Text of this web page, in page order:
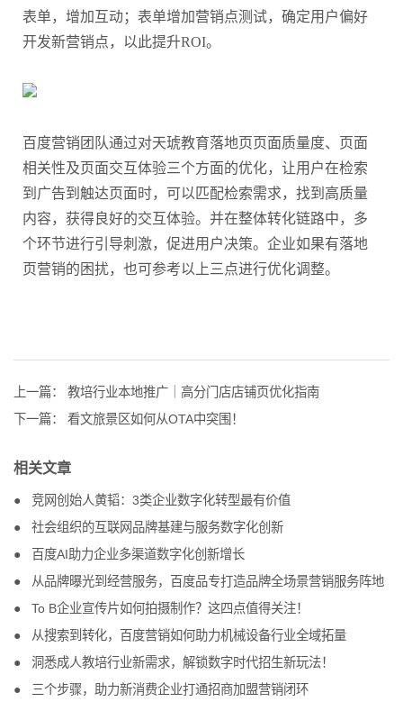
表单，增加互动；表单增加营销点测试，确定用户偏好
开发新营销点，以此提升ROI。
百度营销团队通过对天琥教育落地页页面质量度、页面
相关性及页面交互体验三个方面的优化，让用户在检索
到广告到触达页面时，可以匹配检索需求，找到高质量
内容，获得良好的交互体验。并在整体转化链路中，多
个环节进行引导刺激，促进用户决策。企业如果有落地
页营销的困扰，也可参考以上三点进行优化调整。
上一篇：
教培行业本地推广｜高分门店店铺页优化指南
下一篇：
看文旅景区如何从OTA中突围！
相关文章
竞网创始人黄韬：3类企业数字化转型最有价值
社会组织的互联网品牌基建与服务数字化创新
百度AI助力企业多渠道数字化创新增长
从品牌曝光到经营服务，百度品专打造品牌全场景营销服务阵地
To B企业宣传片如何拍摄制作？这四点值得关注！
从搜索到转化，百度营销如何助力机械设备行业全域拓量
洞悉成人教培行业新需求，解锁数字时代招生新玩法！
三个步骤，助力新消费企业打通招商加盟营销闭环